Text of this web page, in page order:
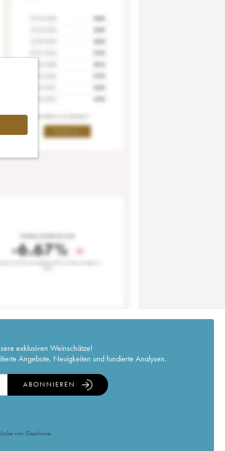
exklusiven Weinschätze!
Angebote, Neuigkeiten und fundierte Analysen.
ABONNIEREN
von iDealwine.